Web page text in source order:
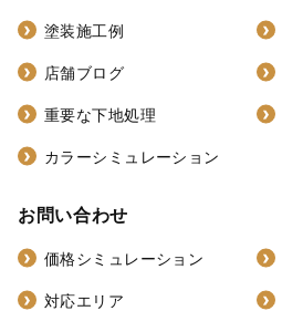
塗装施工例
店舗ブログ
重要な下地処理
カラーシミュレーション
お問い合わせ
価格シミュレーション
対応エリア